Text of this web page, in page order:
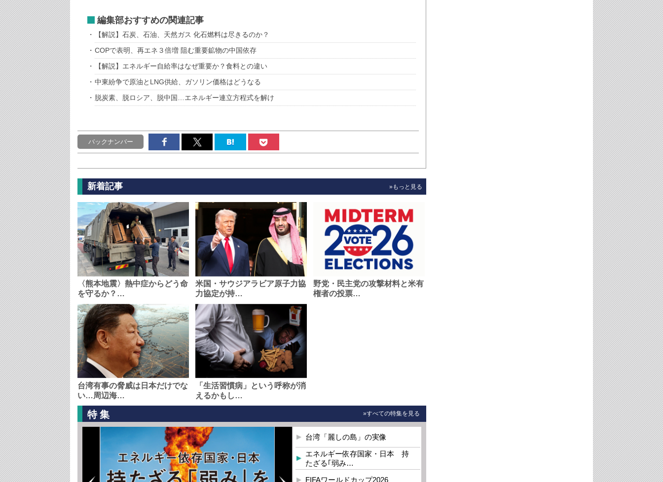
編集部おすすめの関連記事
【解説】石炭、石油、天然ガス 化石燃料は尽きるのか？
COPで表明、再エネ３倍増 阻む重要鉱物の中国依存
【解説】エネルギー自給率はなぜ重要か？食料との違い
中東紛争で原油とLNG供給、ガソリン価格はどうなる
脱炭素、脱ロシア、脱中国…エネルギー連立方程式を解け
バックナンバー
新着記事 »もっと見る
〈熊本地震〉熱中症からどう命
を守るか？…
米国・サウジアラビア原子力協
力協定が持…
野党・民主党の攻撃材料と米有
権者の投票…
台湾有事の脅威は日本だけでな
い…周辺海…
「生活習慣病」という呼称が消
えるかもし…
特集 »すべての特集を見る
台湾「麗しの島」の実像
エネルギー依存国家・日本 持
たざる｢弱み…
FIFAワールドカップ2026